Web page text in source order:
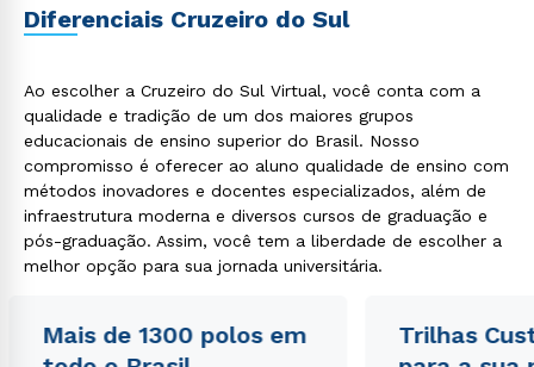
Diferenciais Cruzeiro do Sul
Ao escolher a Cruzeiro do Sul Virtual, você conta com a
qualidade e tradição de um dos maiores grupos
educacionais de ensino superior do Brasil. Nosso
compromisso é oferecer ao aluno qualidade de ensino com
métodos inovadores e docentes especializados, além de
infraestrutura moderna e diversos cursos de graduação e
pós-graduação. Assim, você tem a liberdade de escolher a
melhor opção para sua jornada universitária.
Mais de 1300 polos em
Trilhas
Rápido e fácil
WhatsApp
ou